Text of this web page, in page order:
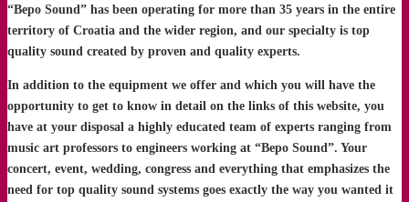
“Bepo Sound” has been operating for more than 35 years in the entire
territory of Croatia and the wider region, and our specialty is top
quality sound created by proven and quality experts.
In addition to the equipment we offer and which you will have the
opportunity to get to know in detail on the links of this website, you
have at your disposal a highly educated team of experts ranging from
music art professors to engineers working at “Bepo Sound”. Your
concert, event, wedding, congress and everything that emphasizes the
need for top quality sound systems goes exactly the way you wanted it